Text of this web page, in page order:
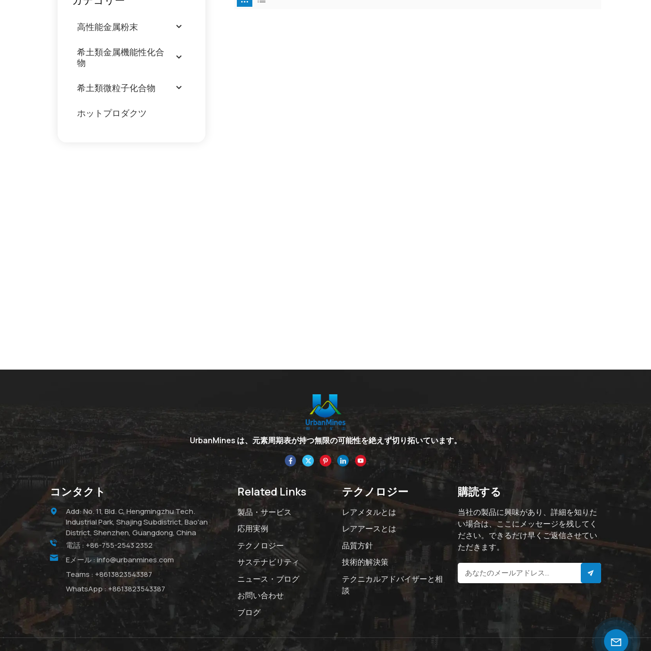
高性能金属粉末
希土類金属機能性化合
物
希土類微粒子化合物
ホットプロダクツ
UrbanMines は、元素周期表が持つ無限の可能性を絶えず切り拓いています。
コンタクト
Add: No. 11, Bld. C, Hengmingzhu Tech.
Industrial Park, Shajing Subdistrict, Bao'an
District, Shenzhen, Guangdong, China
電話 :+86-755-2543 2352
Eメール :info@urbanmines.com
Teams : +8613823543387
WhatsApp : +8613823543387
Related Links
製品・サービス
応用実例
テクノロジー
サステナビリティ
ニュース・ブログ
お問い合わせ
ブログ
テクノロジー
レアメタルとは
レアアースとは
品質方針
技術的解決策
テクニカルアドバイザーと相
談
購読する
当社の製品に興味があり、詳細を知りた
い場合は、ここにメッセージを残してく
ださい。できるだけ早くご返信させてい
ただきます。